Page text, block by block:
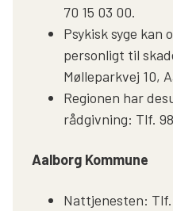
70 15 03 00.
Psykisk syge kan
personligt til
Mølleparkvej 10,
Regionen har
rådgivning: Tlf.
Aalborg Kommune
Nattjenesten: Tlf.